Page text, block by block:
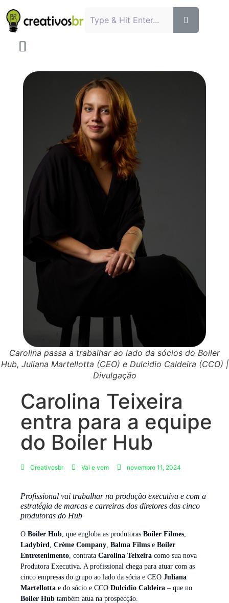
Carolina passa a trabalhar ao lado da sócios do Boiler
Hub, Juliana Martellotta (CEO) e Dulcidio Caldeira (CCO) |
Divulgação
Carolina Teixeira
entra para a equipe
do Boiler Hub
Creativosbr Vai e vem novembro 11, 2024
Profissional vai trabalhar na produção executiva e com a
estratégia de marcas e carreiras dos diretores das cinco
produtoras do Hub
O Boiler Hub , que engloba as produtoras Boiler Filmes
Ladybird
Crème Company Balma Films e Boiler
Entretenimento , contrata Carolina Teixeira como sua nova
Produtora Executiva. A profissional chega para atuar com as
cinco empresas do grupo ao lado da sócia e CEO Juliana
Martellotta e do sócio e CCO Dulcidio Caldeira – que no
Boiler Hub também atua na prospecção.